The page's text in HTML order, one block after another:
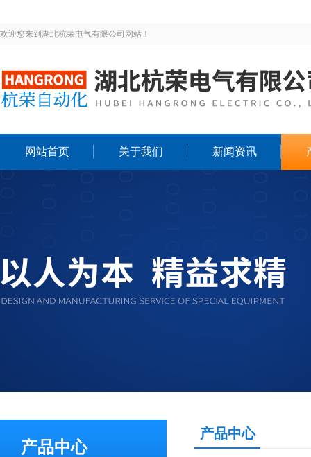
欢迎您来到湖北杭荣电气有限公司网站！
网站首页 关于我们 新闻资讯
产品中心
产品中心